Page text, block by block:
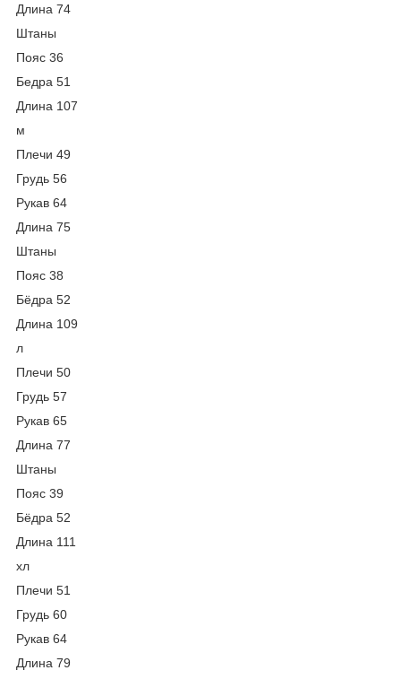
Длина 74
Штаны
Пояс 36
Бедра 51
Длина 107
м
Плечи 49
Грудь 56
Рукав 64
Длина 75
Штаны
Пояс 38
Бёдра 52
Длина 109
л
Плечи 50
Грудь 57
Рукав 65
Длина 77
Штаны
Пояс 39
Бёдра 52
Длина 111
хл
Плечи 51
Грудь 60
Рукав 64
Длина 79